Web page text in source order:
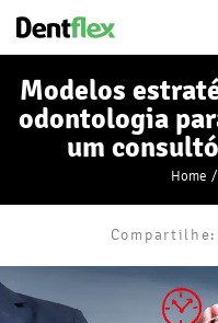
Modelos
odontologia
um
Home
Compartilhe: